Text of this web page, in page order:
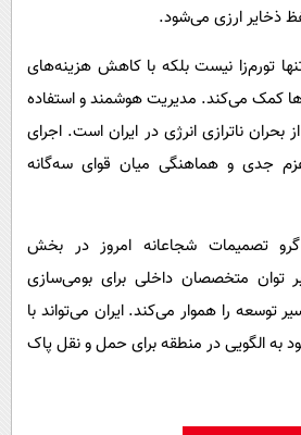
ذخایر ارزی می‌شود.
تورم‌زا نیست بلکه با کاهش هزینه‌های
کمک می‌کند. مدیریت هوشمند و استفاده
بحران ناترازی انرژی در ایران است. اجرای
جدی و هماهنگی میان قوای سه‌گانه
تصمیمات شجاعانه امروز در بخش
توان متخصصان داخلی برای بومی‌سازی
را هموار می‌کند. ایران می‌تواند با
به الگویی در منطقه برای حمل و نقل پاک